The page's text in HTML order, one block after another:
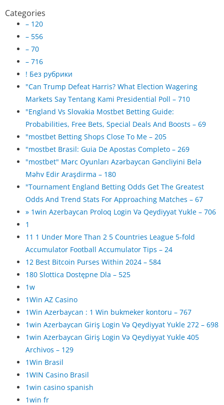
Categories
– 120
– 556
– 70
– 716
! Без рубрики
"Can Trump Defeat Harris? What Election Wagering
Markets Say Tentang Kami Presidential Poll – 710
"England Vs Slovakia Mostbet Betting Guide:
Probabilities, Free Bets, Special Deals And Boosts – 69
"mostbet Betting Shops Close To Me – 205
"mostbet Brasil: Guia De Apostas Completo – 269
"mostbet" Mərc Oyunları Azərbaycan Gəncliyini Belə
Məhv Edir Araşdirma – 180
"Tournament England Betting Odds Get The Greatest
Odds And Trend Stats For Approaching Matches – 67
» 1win Azerbaycan Proloq Login Və Qeydiyyat Yukle – 706
1
11 1 Under More Than 2 5 Countries League 5-fold
Accumulator Football Accumulator Tips – 24
12 Best Bitcoin Purses Within 2024 – 584
180 Slottica Dostępne Dla – 525
1w
1Win AZ Casino
1Win Azerbaycan : 1 Win bukmeker kontoru – 767
1win Azerbaycan Giriş Login Və Qeydiyyat Yukle 272 – 698
1win Azerbaycan Giriş Login Və Qeydiyyat Yukle 405
Archivos – 129
1Win Brasil
1WIN Casino Brasil
1win casino spanish
1win fr